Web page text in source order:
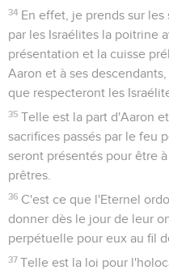
34 En effet, je prends sur
par les Israélites la poitrine
présentation et la cuisse
Aaron et à ses
que respecteront les
35 Telle est la part d'Aaron
sacrifices passés par le feu
seront présentés pour être
prêtres.
36 C'est ce que l'Eternel
donner dès le jour de leur
perpétuelle pour eux au fil
37 Telle est la loi pour